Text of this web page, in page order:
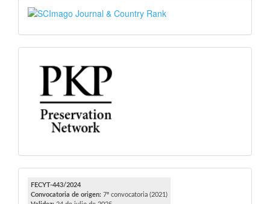
SJR
PKP
FECYT